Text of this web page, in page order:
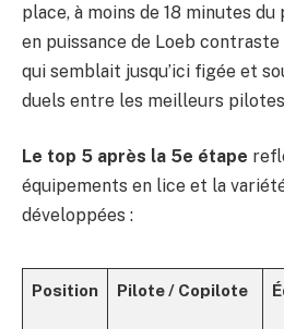
place, à moins de 18 minutes
en puissance de Loeb
qui semblait jusqu’ici figée et
duels entre les meilleurs
Le top 5 après la 5e étape
équipements en lice et la
développées :
Position Pilote / Copilote